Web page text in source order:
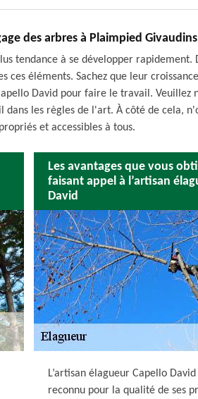
des arbres à Plaimpied
tendance à se développer rapidement.
ces éléments. Sachez que leur
David pour faire le travail. Veuillez
les règles de l'art. À côté de cela,
et accessibles à tous.
Les avantages que vous
faisant appel à l’artisan
David
L’artisan élagueur Capello
reconnu pour la qualité de ses